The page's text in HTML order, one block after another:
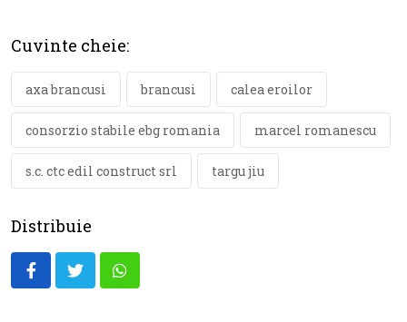
Cuvinte cheie:
axa brancusi brancusi calea eroilor
consorzio stabile ebg romania marcel romanescu
s.c. ctc edil construct srl targu jiu
Distribuie
Whatsapp